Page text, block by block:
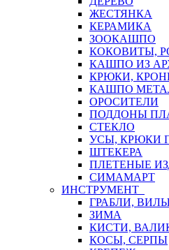
ЖЕСТЯНКА
КЕРАМИКА
ЗООКАШПО
КОКОВИТЫ,
КАШПО ИЗ
КРЮКИ,
КАШПО
ОРОСИТЕЛИ
ПОДДОНЫ
СТЕКЛО
УСЫ, КРЮКИ
ШТЕКЕРА
ПЛЕТЕНЫЕ
СИМАМАРТ
ИНСТРУМЕНТ
ГРАБЛИ,
ЗИМА
КИСТИ,
КОСЫ, СЕРПЫ